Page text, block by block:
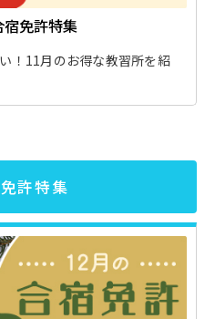
免許特集
！11月のお得な教習所を紹
許特集